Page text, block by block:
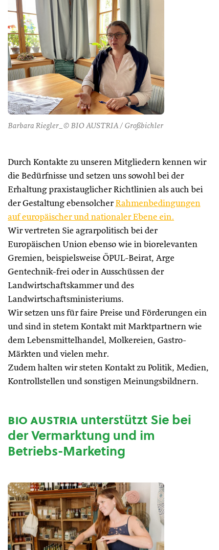
Barbara Riegler_© BIO AUSTRIA / Großbichler
Durch Kontakte zu unseren Mitgliedern kennen wir
die Bedürfnisse und setzen uns sowohl bei der
Erhaltung praxistauglicher Richtlinien als auch bei
der Gestaltung ebensolcher Rahmenbedingungen
auf europäischer und nationaler Ebene ein.
Wir vertreten Sie agrarpolitisch bei der
Europäischen Union ebenso wie in biorelevanten
Gremien, beispielsweise ÖPUL-Beirat, Arge
Gentechnik-frei oder in Ausschüssen der
Landwirtschaftskammer und des
Landwirtschaftsministeriums.
Wir setzen uns für faire Preise und Förderungen ein
und sind in stetem Kontakt mit Marktpartnern wie
dem Lebensmittelhandel, Molkereien, Gastro-
Märkten und vielen mehr.
Zudem halten wir steten Kontakt zu Politik, Medien,
Kontrollstellen und sonstigen Meinungsbildnern.
bio austriaunterstützt Sie bei
der Vermarktung und im
Betriebs-Marketing